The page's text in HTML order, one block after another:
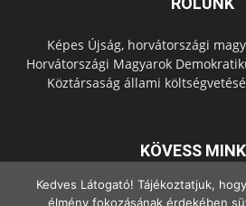
Képes Újság, horvátországi
Horvátországi Magyarok
Köztársaság állami
KÖVESS
Kedves Látogató! Tájékoztatjuk,
élmény fokozásának érdekében